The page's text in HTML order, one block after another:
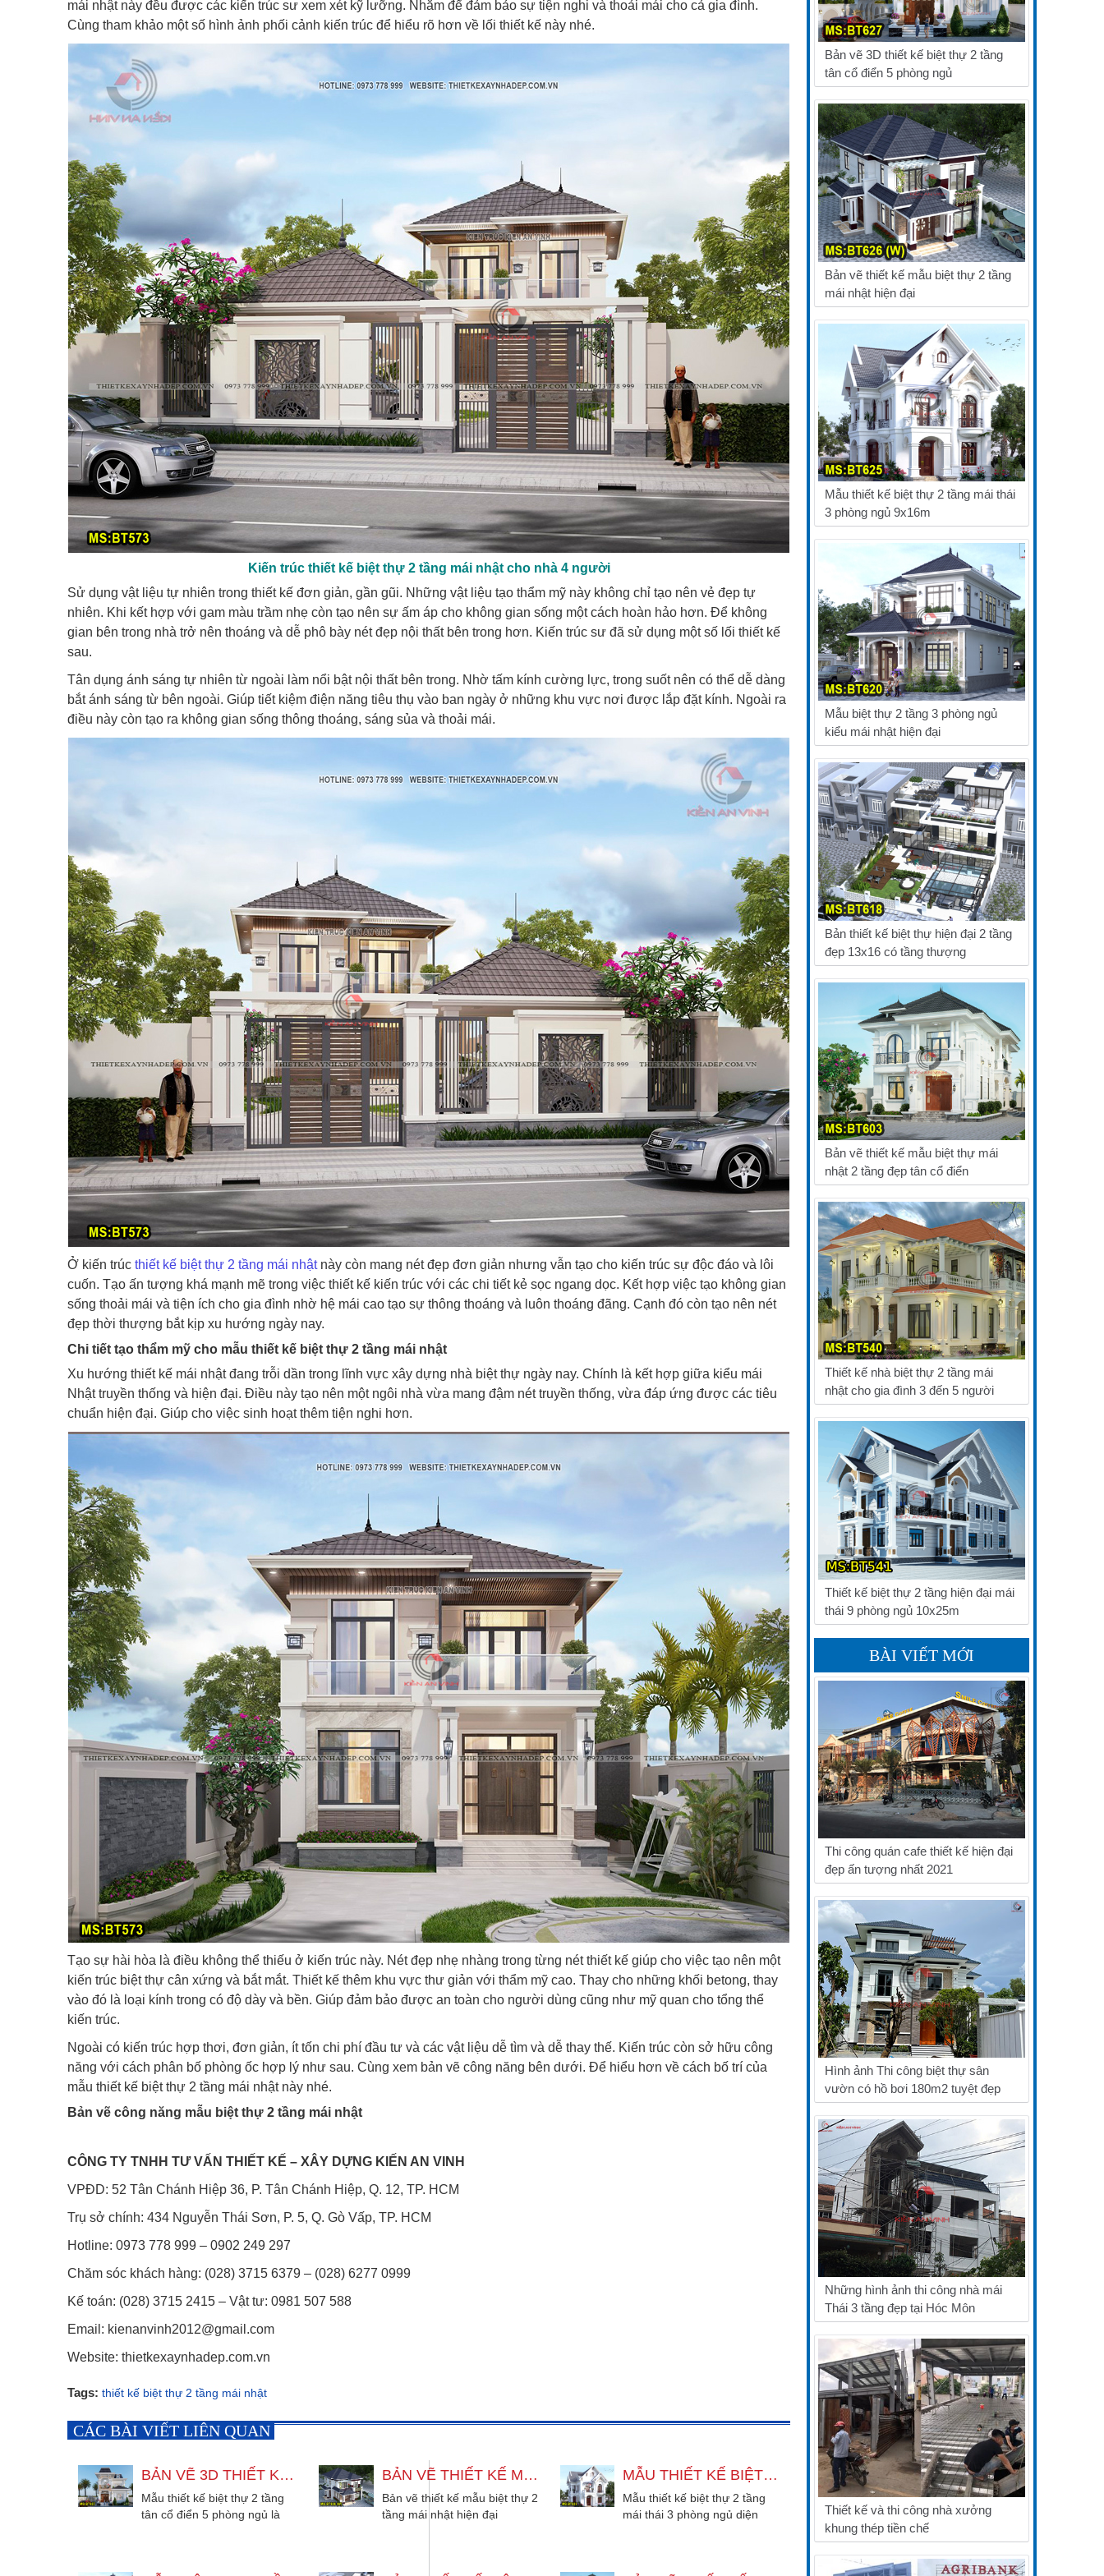
mái nhật này đều được các kiến trúc sư xem xét kỹ lưỡng. Nhằm để đảm bảo sự tiện nghi và thoải mái cho cả gia đình.
Cùng tham khảo một số hình ảnh phối cảnh kiến trúc để hiểu rõ hơn về lối thiết kế này nhé.
Kiến trúc thiết kế biệt thự 2 tầng mái nhật cho nhà 4 người
Sử dụng vật liệu tự nhiên trong thiết kế đơn giản, gần gũi. Những vật liệu tạo thẩm mỹ này không chỉ tạo nên vẻ đẹp tự
nhiên. Khi kết hợp với gam màu trầm nhẹ còn tạo nên sự ấm áp cho không gian sống một cách hoàn hảo hơn. Để không
gian bên trong nhà trở nên thoáng và dễ phô bày nét đẹp nội thất bên trong hơn. Kiến trúc sư đã sử dụng một số lối thiết kế
sau.
Tân dụng ánh sáng tự nhiên từ ngoài làm nổi bật nội thất bên trong. Nhờ tấm kính cường lực, trong suốt nên có thể dễ dàng
bắt ánh sáng từ bên ngoài. Giúp tiết kiệm điện năng tiêu thụ vào ban ngày ở những khu vực nơi được lắp đặt kính. Ngoài ra
điều này còn tạo ra không gian sống thông thoáng, sáng sủa và thoải mái.
Ở kiến trúc thiết kế biệt thự 2 tầng mái nhậtnày còn mang nét đẹp đơn giản nhưng vẫn tạo cho kiến trúc sự độc đáo và lôi
cuốn. Tạo ấn tượng khá mạnh mẽ trong việc thiết kế kiến trúc với các chi tiết kẻ sọc ngang dọc. Kết hợp việc tạo không gian
sống thoải mái và tiện ích cho gia đình nhờ hệ mái cao tạo sự thông thoáng và luôn thoáng đãng. Cạnh đó còn tạo nên nét
đẹp thời thượng bắt kịp xu hướng ngày nay.
Chi tiết tạo thẩm mỹ cho mẫu thiết kế biệt thự 2 tầng mái nhật
Xu hướng thiết kế mái nhật đang trỗi dần trong lĩnh vực xây dựng nhà biệt thự ngày nay. Chính là kết hợp giữa kiểu mái
Nhật truyền thống và hiện đại. Điều này tạo nên một ngôi nhà vừa mang đậm nét truyền thống, vừa đáp ứng được các tiêu
chuẩn hiện đại. Giúp cho việc sinh hoạt thêm tiện nghi hơn.
Tạo sự hài hòa là điều không thể thiếu ở kiến trúc này. Nét đẹp nhẹ nhàng trong từng nét thiết kế giúp cho việc tạo nên một
kiến trúc biệt thự cân xứng và bắt mắt. Thiết kế thêm khu vực thư giản với thẩm mỹ cao. Thay cho những khối betong, thay
vào đó là loại kính trong có độ dày và bền. Giúp đảm bảo được an toàn cho người dùng cũng như mỹ quan cho tổng thể
kiến trúc.
Ngoài có kiến trúc hợp thơi, đơn giản, ít tốn chi phí đầu tư và các vật liệu dễ tìm và dễ thay thế. Kiến trúc còn sở hữu công
năng với cách phân bố phòng ốc hợp lý như sau. Cùng xem bản vẽ công năng bên dưới. Để hiểu hơn về cách bố trí của
mẫu thiết kế biệt thự 2 tầng mái nhật này nhé.
Bản vẽ công năng mẫu biệt thự 2 tầng mái nhật
CÔNG TY TNHH TƯ VẤN THIẾT KẾ – XÂY DỰNG KIẾN AN VINH
VPĐD: 52 Tân Chánh Hiệp 36, P. Tân Chánh Hiệp, Q. 12, TP. HCM
Trụ sở chính: 434 Nguyễn Thái Sơn, P. 5, Q. Gò Vấp, TP. HCM
Hotline: 0973 778 999 – 0902 249 297
Chăm sóc khách hàng: (028) 3715 6379 – (028) 6277 0999
Kế toán: (028) 3715 2415 – Vật tư: 0981 507 588
Email: kienanvinh2012@gmail.com
Website: thietkexaynhadep.com.vn
Tags: thiết kế biệt thự 2 tầng mái nhật
CÁC BÀI VIẾT LIÊN QUAN
BẢN VẼ 3D THIẾT KẾ BIỆT THỰ 2 TẦNG TÂN CỔ ĐIỂN 5 PHÒNG NGỦ
Mẫu thiết kế biệt thự 2 tầng
tân cổ điển 5 phòng ngủ là
BẢN VẼ THIẾT KẾ MẪU BIỆT THỰ 2 TẦNG MÁI NHẬT HIỆN ĐẠI
Bản vẽ thiết kế mẫu biệt thự 2
tầng mái nhật hiện đại
MẪU THIẾT KẾ BIỆT THỰ 2 TẦNG MÁI THÁI 3 PHÒNG NGỦ 9X16M
Mẫu thiết kế biệt thự 2 tầng
mái thái 3 phòng ngủ diện
Bản vẽ 3D thiết kế biệt thự 2 tầng
tân cổ điển 5 phòng ngủ
Bản vẽ thiết kế mẫu biệt thự 2 tầng
mái nhật hiện đại
Mẫu thiết kế biệt thự 2 tầng mái thái
3 phòng ngủ 9x16m
Mẫu biệt thự 2 tầng 3 phòng ngủ
kiểu mái nhật hiện đại
Bản thiết kế biệt thự hiện đại 2 tầng
đẹp 13x16 có tầng thượng
Bản vẽ thiết kế mẫu biệt thự mái
nhật 2 tầng đẹp tân cổ điển
Thiết kế nhà biệt thự 2 tầng mái
nhật cho gia đình 3 đến 5 người
Thiết kế biệt thự 2 tầng hiện đại mái
thái 9 phòng ngủ 10x25m
BÀI VIẾT MỚI
Thi công quán cafe thiết kế hiện đại
đẹp ấn tượng nhất 2021
Hình ảnh Thi công biệt thự sân
vườn có hồ bơi 180m2 tuyệt đẹp
Những hình ảnh thi công nhà mái
Thái 3 tầng đẹp tại Hóc Môn
Thiết kế và thi công nhà xưởng
khung thép tiền chế